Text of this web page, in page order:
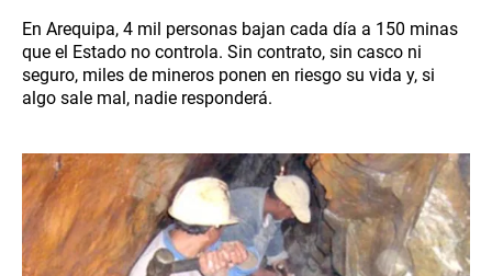
En Arequipa, 4 mil personas bajan cada día a 150 minas
que el Estado no controla. Sin contrato, sin casco ni
seguro, miles de mineros ponen en riesgo su vida y, si
algo sale mal, nadie responderá.